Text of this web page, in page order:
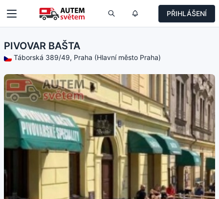
PŘIHLÁŠENÍ
PIVOVAR BAŠTA
Táborská 389/49, Praha (Hlavní město Praha)